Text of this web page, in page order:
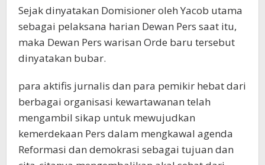
Sejak dinyatakan Domisioner oleh Yacob utama
sebagai pelaksana harian Dewan Pers saat itu,
maka Dewan Pers warisan Orde baru tersebut
dinyatakan bubar.
para aktifis jurnalis dan para pemikir hebat dari
berbagai organisasi kewartawanan telah
mengambil sikap untuk mewujudkan
kemerdekaan Pers dalam mengkawal agenda
Reformasi dan demokrasi sebagai tujuan dan